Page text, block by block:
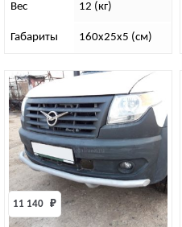
Вес 12 (кг)
Габариты 160х25х5 (см)
11 140 ₽